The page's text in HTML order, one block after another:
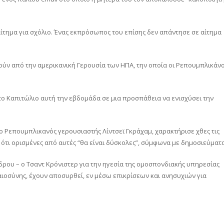
για σχόλιο. Ένας εκπρόσωπος του επίσης δεν απάντησε σε αίτημα
από την αμερικανική Γερουσία των ΗΠΑ, την οποία οι
Καπιτώλιο αυτή την εβδομάδα σε μια προσπάθεια να ενισχύσει την
γερουσιαστής Λίντσεϊ Γκράχαμ, χαρακτήρισε χθες τις
ορισμένες από αυτές “θα είναι δύσκολες”, σύμφωνα με
– ο Τσαντ Κρόνιστερ για την ηγεσία της ομοσπονδιακής υπηρεσίας
έχουν αποσυρθεί, εν μέσω επικρίσεων και ανησυχιών για